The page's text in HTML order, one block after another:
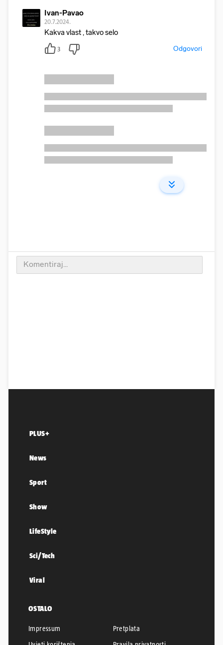
Ivan-Pavao
20.7.2024.
Kakva vlast , takvo selo
3 Odgovori
PLUS+
News
Sport
Show
LifeStyle
Sci/Tech
Viral
OSTALO
Impressum
Pretplata